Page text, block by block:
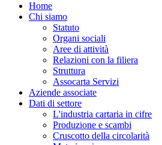
Home
Chi siamo
Statuto
Organi sociali
Aree di attività
Relazioni con la filiera
Struttura
Assocarta Servizi
Aziende associate
Dati di settore
L'industria cartaria in cifre
Produzione e scambi
Cruscotto della circolarità